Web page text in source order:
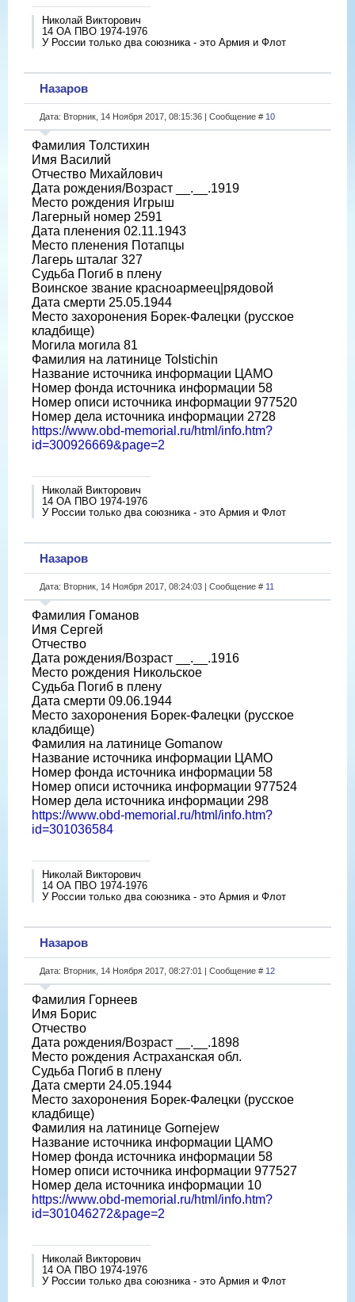
Николай Викторович
14 ОА ПВО 1974-1976
У России только два союзника - это Армия и Флот
Назаров
Дата: Вторник, 14 Ноября 2017, 08:15:36 | Сообщение # 10
Фамилия Толстихин
Имя Василий
Отчество Михайлович
Дата рождения/Возраст __.__.1919
Место рождения Игрыш
Лагерный номер 2591
Дата пленения 02.11.1943
Место пленения Потапцы
Лагерь шталаг 327
Судьба Погиб в плену
Воинское звание красноармеец|рядовой
Дата смерти 25.05.1944
Место захоронения Борек-Фалецки (русское
кладбище)
Могила могила 81
Фамилия на латинице Tolstichin
Название источника информации ЦАМО
Номер фонда источника информации 58
Номер описи источника информации 977520
Номер дела источника информации 2728
https://www.obd-memorial.ru/html/info.htm?
id=300926669&page=2
Николай Викторович
14 ОА ПВО 1974-1976
У России только два союзника - это Армия и Флот
Назаров
Дата: Вторник, 14 Ноября 2017, 08:24:03 | Сообщение # 11
Фамилия Гоманов
Имя Сергей
Отчество
Дата рождения/Возраст __.__.1916
Место рождения Никольское
Судьба Погиб в плену
Дата смерти 09.06.1944
Место захоронения Борек-Фалецки (русское
кладбище)
Фамилия на латинице Gomanow
Название источника информации ЦАМО
Номер фонда источника информации 58
Номер описи источника информации 977524
Номер дела источника информации 298
https://www.obd-memorial.ru/html/info.htm?
id=301036584
Николай Викторович
14 ОА ПВО 1974-1976
У России только два союзника - это Армия и Флот
Назаров
Дата: Вторник, 14 Ноября 2017, 08:27:01 | Сообщение # 12
Фамилия Горнеев
Имя Борис
Отчество
Дата рождения/Возраст __.__.1898
Место рождения Астраханская обл.
Судьба Погиб в плену
Дата смерти 24.05.1944
Место захоронения Борек-Фалецки (русское
кладбище)
Фамилия на латинице Gornejew
Название источника информации ЦАМО
Номер фонда источника информации 58
Номер описи источника информации 977527
Номер дела источника информации 10
https://www.obd-memorial.ru/html/info.htm?
id=301046272&page=2
Николай Викторович
14 ОА ПВО 1974-1976
У России только два союзника - это Армия и Флот